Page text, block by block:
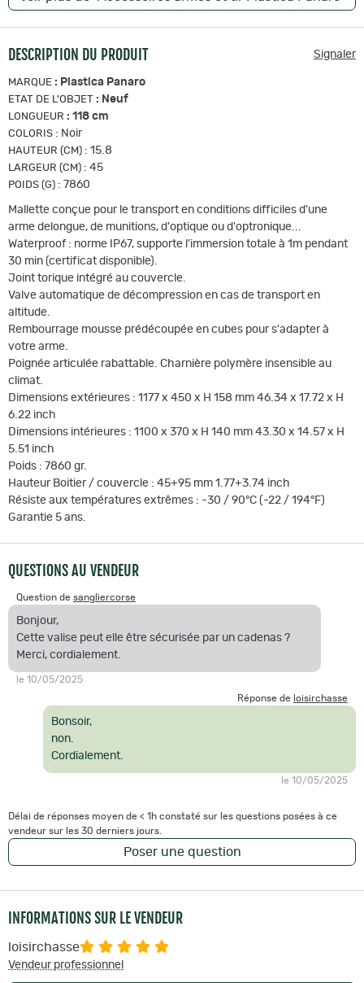
DESCRIPTION DU PRODUIT Signaler
MARQUE : Plastica Panaro
ETAT DE L'OBJET : Neuf
LONGUEUR : 118 cm
COLORIS : Noir
HAUTEUR (CM) : 15.8
LARGEUR (CM) : 45
POIDS (G) : 7860
Mallette conçue pour le transport en conditions difficiles d'une
arme delongue, de munitions, d'optique ou d'optronique...
Waterproof : norme IP67, supporte l'immersion totale à 1m pendant
30 min (certificat disponible).
Joint torique intégré au couvercle.
Valve automatique de décompression en cas de transport en
altitude.
Rembourrage mousse prédécoupée en cubes pour s'adapter à
votre arme.
Poignée articulée rabattable. Charnière polymère insensible au
climat.
Dimensions extérieures : 1177 x 450 x H 158 mm 46.34 x 17.72 x H
6.22 inch
Dimensions intérieures : 1100 x 370 x H 140 mm 43.30 x 14.57 x H
5.51 inch
Poids : 7860 gr.
Hauteur Boitier / couvercle : 45+95 mm 1.77+3.74 inch
Résiste aux températures extrêmes : -30 / 90°C (-22 / 194°F)
Garantie 5 ans.
QUESTIONS AU VENDEUR
Question de sangliercorse
Bonjour,
Cette valise peut elle être sécurisée par un cadenas ?
Merci, cordialement.
le 10/05/2025
Réponse de loisirchasse
Bonsoir,
non.
Cordialement.
le 10/05/2025
Délai de réponses moyen de < 1h constaté sur les questions posées à ce
vendeur sur les 30 derniers jours.
Poser une question
INFORMATIONS SUR LE VENDEUR
loisirchasse
Vendeur professionnel